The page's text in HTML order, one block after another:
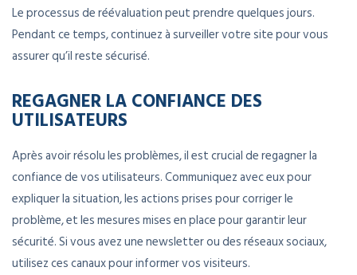
Le processus de réévaluation peut prendre quelques jours.
Pendant ce temps, continuez à surveiller votre site pour vous
assurer qu’il reste sécurisé.
REGAGNER LA CONFIANCE DES
UTILISATEURS
Après avoir résolu les problèmes, il est crucial de regagner la
confiance de vos utilisateurs. Communiquez avec eux pour
expliquer la situation, les actions prises pour corriger le
problème, et les mesures mises en place pour garantir leur
sécurité. Si vous avez une newsletter ou des réseaux sociaux,
utilisez ces canaux pour informer vos visiteurs.